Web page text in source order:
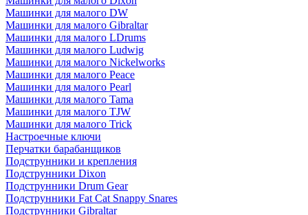
Машинки для малого DW
Машинки для малого Gibraltar
Машинки для малого LDrums
Машинки для малого Ludwig
Машинки для малого Nickelworks
Машинки для малого Peace
Машинки для малого Pearl
Машинки для малого Tama
Машинки для малого TJW
Машинки для малого Trick
Настроечные ключи
Перчатки барабанщиков
Подструнники и крепления
Подструнники Dixon
Подструнники Drum Gear
Подструнники Fat Cat Snappy Snares
Подструнники Gibraltar